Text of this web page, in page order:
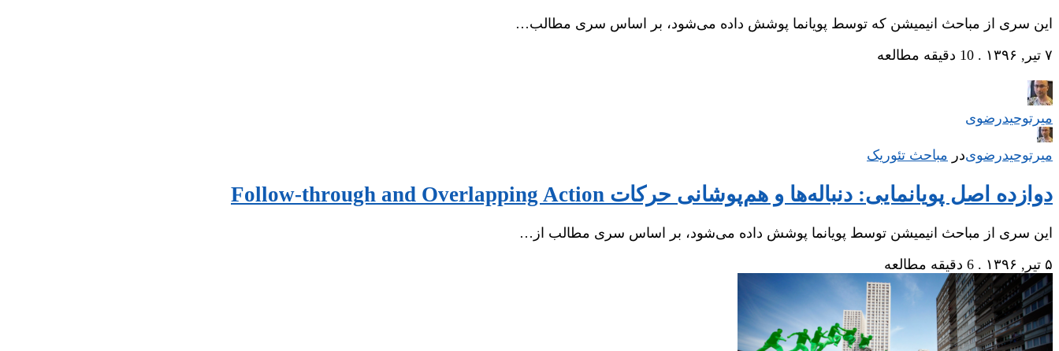
این سری از مباحث انیمیشن که توسط پویانما پوشش داده می‌شود، بر اساس سری مطالب…
۷ تیر, ۱۳۹۶
. 10 دقیقه مطالعه
میر‌توحیدرضوی
میر‌توحیدرضویدر مباحث تئوریک
دوازده اصل پویانمایی: دنباله‌ها و هم‌پوشانی حرکات Follow-through and Overlapping Action
این سری از مباحث انیمیشن توسط پویانما پوشش داده می‌شود، بر اساس سری مطالب از…
۵ تیر, ۱۳۹۶
. 6 دقیقه مطالعه